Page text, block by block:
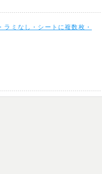
ミなし・シートに複数枚・